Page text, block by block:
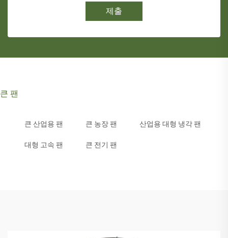
제출
큰 팬
큰 산업용 팬 큰 농장 팬 산업용 대형 냉각 팬
대형 고속 팬 큰 전기 팬